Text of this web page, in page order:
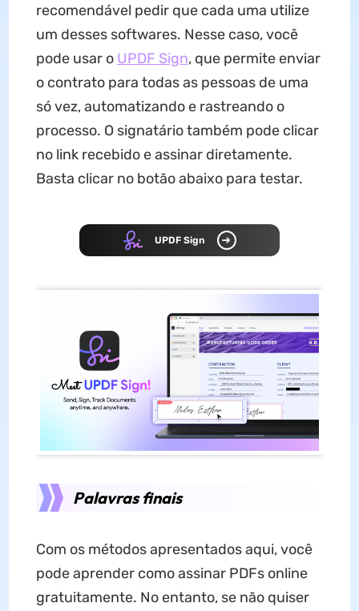
recomendável pedir que cada uma utilize
um desses softwares. Nesse caso, você
pode usar o UPDF Sign, que permite enviar
o contrato para todas as pessoas de uma
só vez, automatizando e rastreando o
processo. O signatário também pode clicar
no link recebido e assinar diretamente.
Basta clicar no botão abaixo para testar.
UPDF Sign
Palavras finais
Com os métodos apresentados aqui, você
pode aprender como assinar PDFs online
gratuitamente. No entanto, se não quiser